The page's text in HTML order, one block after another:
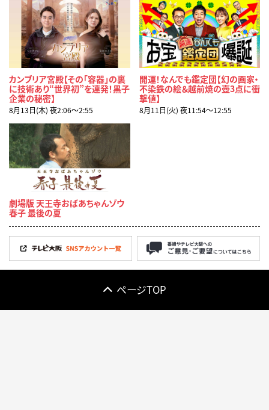
カンブリア宮殿【その「容器」の裏
に技術あり“世界初”を連発！黒子
企業の秘密】
8月13日(木) 夜2:06〜2:55
開運！なんでも鑑定団【幻の画家・
不染鉄の絵＆越前焼の壺3点に衝
撃値】
8月11日(火) 夜11:54〜12:55
劇場版 天王寺おばあちゃんゾウ
春子 最後の夏
ページTOP